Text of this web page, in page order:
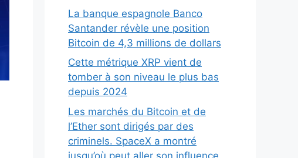
La banque espagnole Banco
Santander révèle une position
Bitcoin de 4,3 millions de dollars
Cette métrique XRP vient de
tomber à son niveau le plus bas
depuis 2024
Les marchés du Bitcoin et de
l’Ether sont dirigés par des
criminels. SpaceX a montré
jusqu’où peut aller son influence